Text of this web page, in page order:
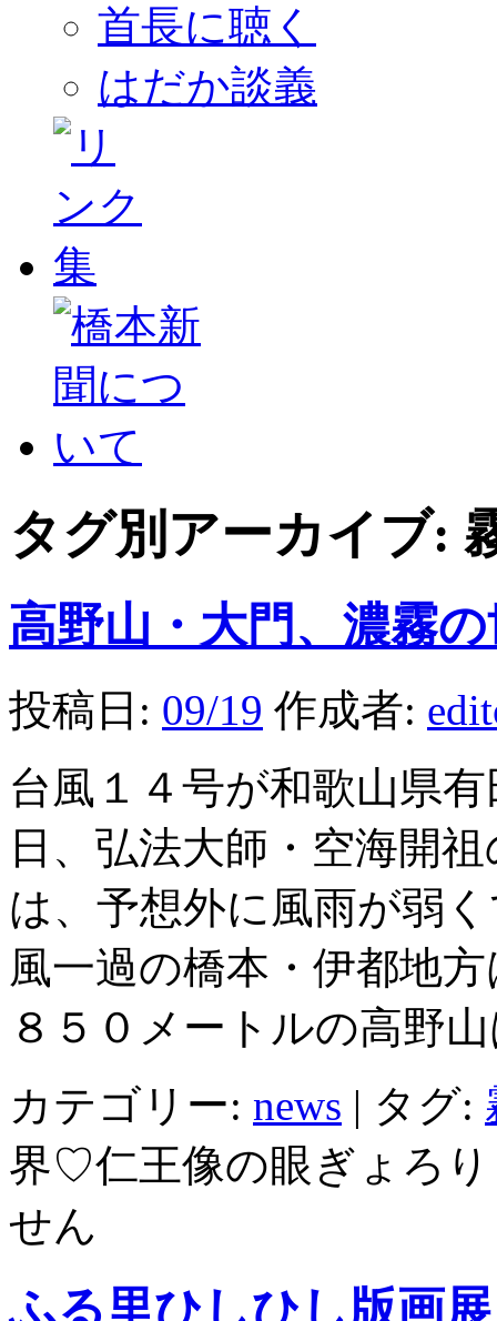
首長に聴く
はだか談義
タグ別アーカイブ:
高野山・大門、濃霧
投稿日: 09/19 作成者:
台風１４号が和歌山県
日、弘法大師・空海開
は、予想外に風雨が弱
風一過の橋本・伊都地
８５０メートルの高野
カテゴリー: news | タグ:
界♡仁王像の眼ぎょろ
せん
ふる里ひしひし版画